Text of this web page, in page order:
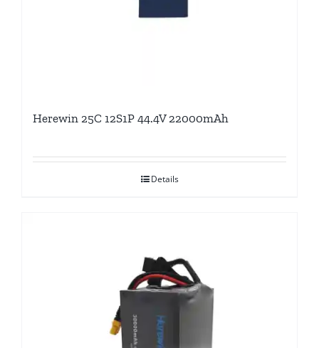
Herewin 25C 12S1P 44.4V 22000mAh
Details